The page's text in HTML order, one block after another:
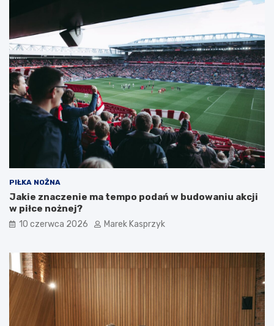
PIŁKA NOŻNA
Jakie znaczenie ma tempo podań w budowaniu akcji
w piłce nożnej?
10 czerwca 2026 Marek Kasprzyk